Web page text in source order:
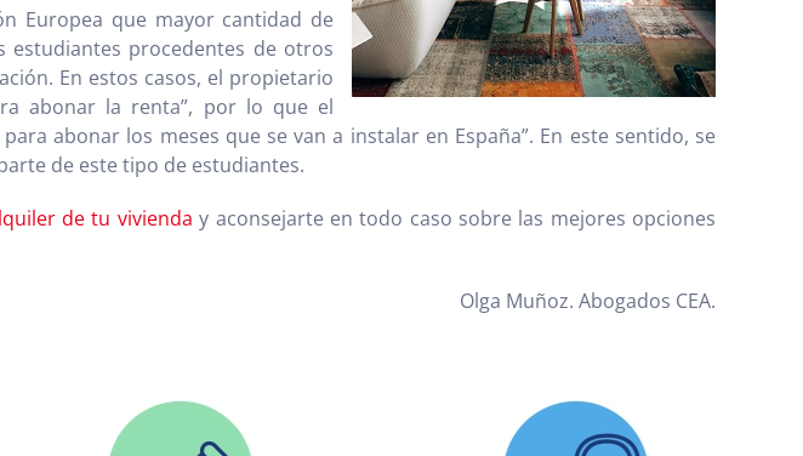
Europea que mayor cantidad de
estudiantes procedentes de otros
En estos casos, el propietario
abonar la renta”, por lo que el
abonar los meses que se van a instalar en España”. En este sentido, se
de este tipo de estudiantes.
r de tu vivienda y aconsejarte en todo caso sobre las mejores opciones
Olga Muñoz. Abogados CEA.